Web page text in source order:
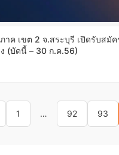
าค เขต 2 จ.สระบุรี เปิดรับสมัค
(บัดนี้ – 30 ก.ค.56)
1 … 92 93